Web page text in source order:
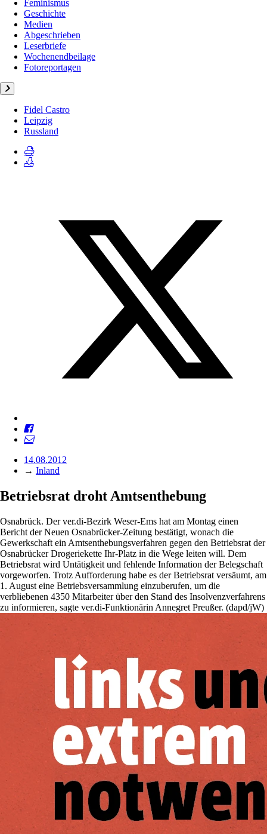
Feminismus
Geschichte
Medien
Abgeschrieben
Leserbriefe
Wochenendbeilage
Fotoreportagen
Fidel Castro
Leipzig
Russland
14.08.2012
→ Inland
Betriebsrat droht Amtsenthebung
Osnabrück. Der ver.di-Bezirk Weser-Ems hat am Montag einen
Bericht der Neuen Osnabrücker-Zeitung bestätigt, wonach die
Gewerkschaft ein Amtsenthebungsverfahren gegen den Betriebsrat der
Osnabrücker Drogeriekette Ihr-Platz in die Wege leiten will. Dem
Betriebsrat wird Untätigkeit und fehlende Information der Belegschaft
vorgeworfen. Trotz Aufforderung habe es der Betriebsrat versäumt, am
1. August eine Betriebsversammlung einzuberufen, um die
verbliebenen 4350 Mitarbeiter über den Stand des Insolvenzverfahrens
zu informieren, sagte ver.di-Funktionärin Annegret Preußer. (dapd/jW)